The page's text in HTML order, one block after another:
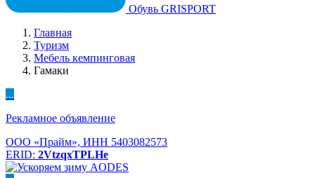
Обувь GRISPORT
Главная
Туризм
Мебель кемпинговая
Гамаки
...
Рекламное объявление
ООО «Прайм», ИНН 5403082573
ERID: 2VtzqxTPLHe